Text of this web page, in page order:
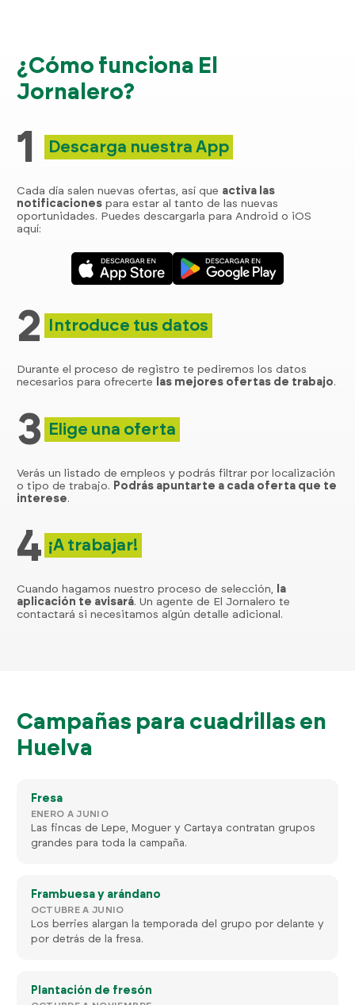
¿Cómo funciona El
Jornalero?
1 Descarga nuestra App
Cada día salen nuevas ofertas, así que activa las
notificaciones para estar al tanto de las nuevas
oportunidades. Puedes descargarla para Android o iOS
aquí:
2 Introduce tus datos
Durante el proceso de registro te pediremos los datos
necesarios para ofrecerte
las mejores ofertas de trabajo.
3 Elige una oferta
Verás un listado de empleos y podrás filtrar por localización
o tipo de trabajo. Podrás apuntarte a cada oferta que te
interese.
4 ¡A trabajar!
Cuando hagamos nuestro proceso de selección,
la
aplicación te avisará. Un agente de El Jornalero te
contactará si necesitamos algún detalle adicional.
Campañas para cuadrillas en
Huelva
Fresa
ENERO A JUNIO
Las fincas de Lepe, Moguer y Cartaya contratan grupos
grandes para toda la campaña.
Frambuesa y arándano
OCTUBRE A JUNIO
Los berries alargan la temporada del grupo por delante y
por detrás de la fresa.
Plantación de fresón